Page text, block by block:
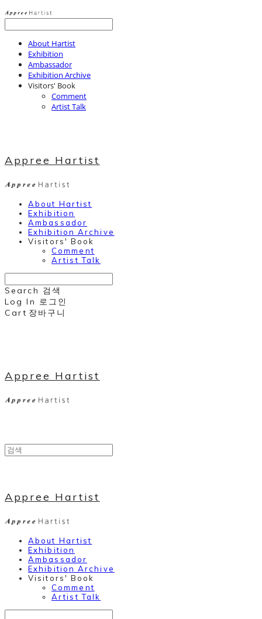
About Hartist
Exhibition
Ambassador
Exhibition Archive
Visitors' Book
Comment
Artist Talk
Appree Hartist
About Hartist
Exhibition
Ambassador
Exhibition Archive
Visitors' Book
Comment
Artist Talk
Search 검색
Log In 로그인
Cart 장바구니
Appree Hartist
Appree Hartist
About Hartist
Exhibition
Ambassador
Exhibition Archive
Visitors' Book
Comment
Artist Talk